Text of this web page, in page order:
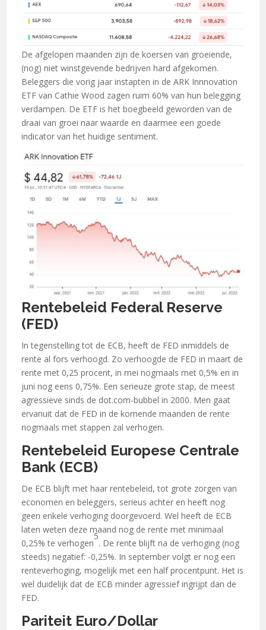
De afgelopen maanden zijn de koersen van groeiende,
(nog) niet winstgevende bedrijven hard afgekomen.
Beleggers die vorig jaar instapten in de ARK Innnovation
ETF van Cathie Wood zagen ruim 60% van hun belegging
verdampen. De ETF is het boegbeeld geworden van de
draai van groei naar waarde en daarmee een goede
indicator van het huidige sentiment.
Rentebeleid Federal Reserve
(FED)
In tegenstelling tot de ECB, heeft de FED inmiddels de
rente al fors verhoogd. Zo verhoogde de FED in maart de
rente met 0,25 procent, in mei nogmaals met 0,5% en in
juni nog eens 0,75%. Een serieuze grote stap, de meest
agressieve sinds de dot.com-bubbel in 2000. Men gaat
ervanuit dat de FED in de komende maanden de rente
nogmaals met stappen zal verhogen.
Rentebeleid Europese Centrale
Bank (ECB)
De ECB blijft met haar rentebeleid, tot grote zorgen van
economen en beleggers, serieus achter en heeft nog
geen enkele verhoging doorgevoerd. Wel heeft de ECB
laten weten deze maand nog de rente met minimaal
0,25% te verhogen
5
. De rente blijft na de verhoging (nog
steeds) negatief: -0,25%. In september volgt er nog een
renteverhoging, mogelijk met een half procentpunt. Het is
wel duidelijk dat de ECB minder agressief ingrijpt dan de
FED.
Pariteit Euro/Dollar